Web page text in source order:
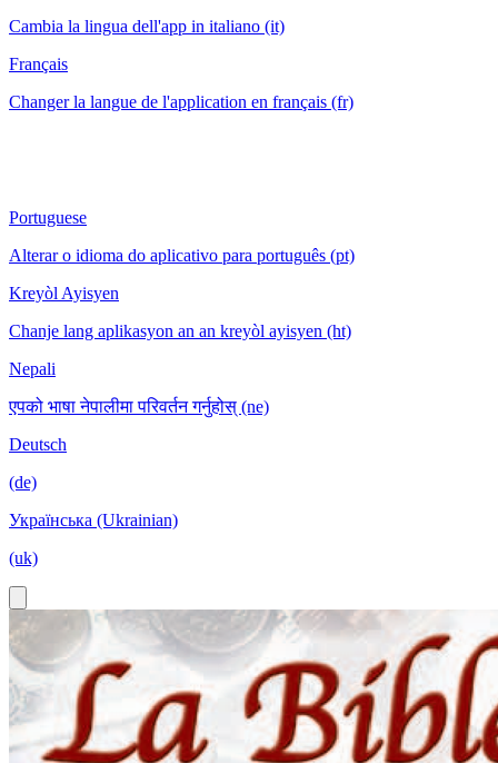
Cambia la lingua dell'app in italiano (it)
Français
Changer la langue de l'application en français (fr)
Portuguese
Alterar o idioma do aplicativo para português (pt)
Kreyòl Ayisyen
Chanje lang aplikasyon an an kreyòl ayisyen (ht)
Nepali
एपको भाषा नेपालीमा परिवर्तन गर्नुहोस् (ne)
Deutsch
(de)
Українська (Ukrainian)
(uk)